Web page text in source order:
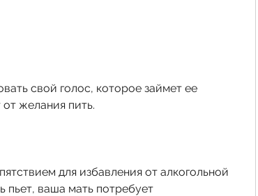
желания пить.
для избавления от алкогольной
пьет, ваша мать потребует